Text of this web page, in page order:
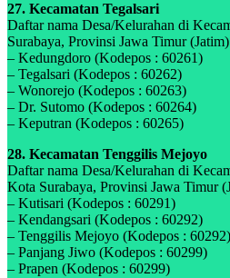
27. Kecamatan Tegalsari
Daftar nama Desa/Kelurahan di
Surabaya, Provinsi Jawa Timur
– Kedungdoro (Kodepos : 60261)
– Tegalsari (Kodepos : 60262)
– Wonorejo (Kodepos : 60263)
– Dr. Sutomo (Kodepos : 60264)
– Keputran (Kodepos : 60265)
28. Kecamatan Tenggilis Mejoyo
Daftar nama Desa/Kelurahan di
Kota Surabaya, Provinsi Jawa Timur
– Kutisari (Kodepos : 60291)
– Kendangsari (Kodepos : 60292)
– Tenggilis Mejoyo (Kodepos : 60292)
– Panjang Jiwo (Kodepos : 60299)
– Prapen (Kodepos : 60299)